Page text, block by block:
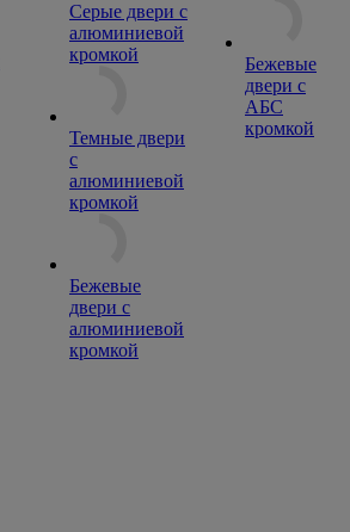
Серые двери с
алюминиевой
кромкой
Темные двери
с
алюминиевой
кромкой
Бежевые
двери с
алюминиевой
кромкой
Бежевые
двери с
АБС
кромкой